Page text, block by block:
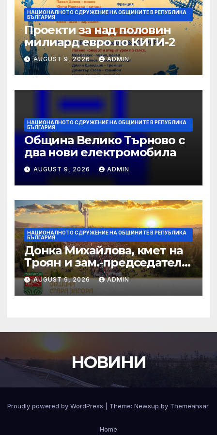
НАЦИОНАЛНОТО СДРУЖЕНИЕ НА ОБЩИНИТЕ В РЕПУБЛИКА
БЪЛГАРИЯ
Проекти за над половин
милиард евро по КИТИ-2
AUGUST 9, 2026 ADMIN
НАЦИОНАЛНОТО СДРУЖЕНИЕ НА ОБЩИНИТЕ В РЕПУБЛИКА
БЪЛГАРИЯ
Община Велико Търново с
два нови електромобила
AUGUST 9, 2026 ADMIN
НАЦИОНАЛНОТО СДРУЖЕНИЕ НА ОБЩИНИТЕ В РЕПУБЛИКА
БЪЛГАРИЯ
Донка Михайлова, кмет на
Троян и зам.-председател
на НСОРБ: Знаем какво е
произведено, как е
произведено и какво влиза
AUGUST 9, 2026 ADMIN
НОВИНИ
Proudly powered by WordPress Theme: Newsup by Themeansar.
Home